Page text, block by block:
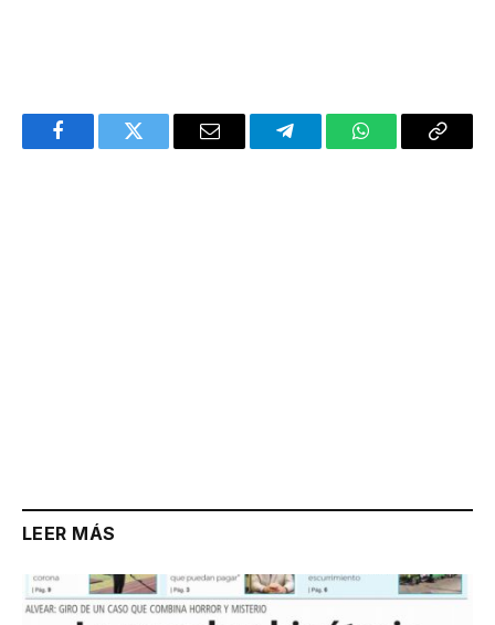
FacebookTwitter Email TelegramWhatsAppCopy
LEER MÁS